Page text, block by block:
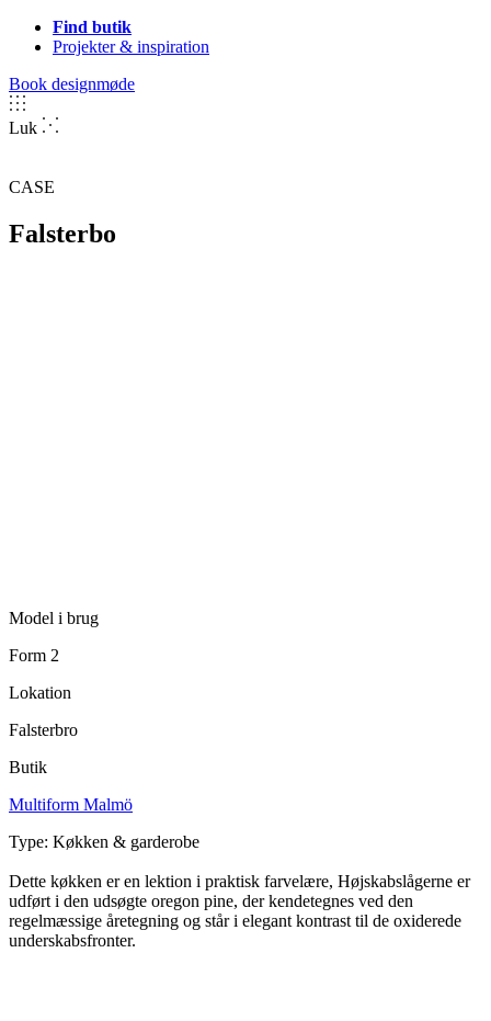
Find butik
Projekter & inspiration
Book designmøde
Luk
CASE
Falsterbo
Model i brug
Form 2
Lokation
Falsterbro
Butik
Multiform Malmö
Type: Køkken & garderobe
Dette køkken er en lektion i praktisk farvelære, Højskabslågerne er
udført i den udsøgte oregon pine, der kendetegnes ved den
regelmæssige åretegning og står i elegant kontrast til de oxiderede
underskabsfronter.